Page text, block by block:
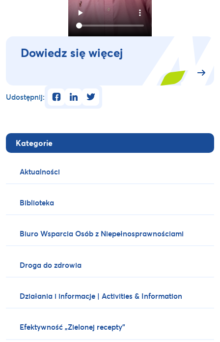
Kategorie
Aktualności
Biblioteka
Biuro Wsparcia Osób z Niepełnosprawnościami
Droga do zdrowia
Działania i informacje | Activities & Information
Efektywność „Zielonej recepty”
Dowiedz się więcej
Udostępnij: facebooklinkedintwitter